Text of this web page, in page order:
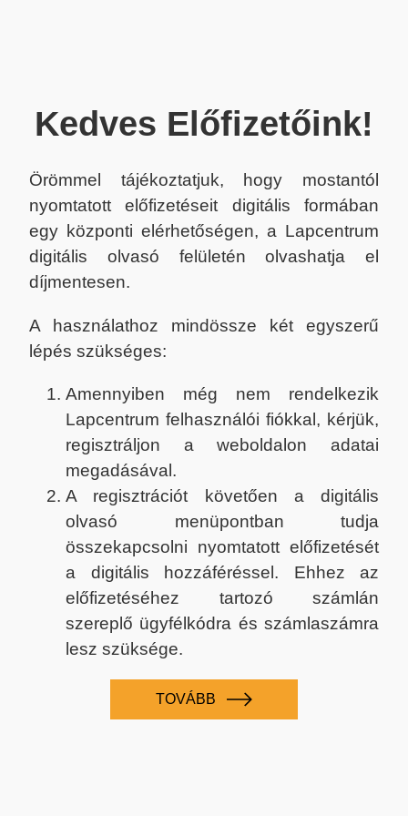
Kedves Előfizetőink!
Örömmel tájékoztatjuk, hogy mostantól
nyomtatott előfizetéseit digitális formában
egy központi elérhetőségen, a Lapcentrum
digitális olvasó felületén olvashatja el
díjmentesen.
A használathoz mindössze két egyszerű
lépés szükséges:
Amennyiben még nem rendelkezik
Lapcentrum felhasználói fiókkal, kérjük,
regisztráljon a weboldalon adatai
megadásával.
A regisztrációt követően a digitális
olvasó menüpontban tudja
összekapcsolni nyomtatott előfizetését
a digitális hozzáféréssel. Ehhez az
előfizetéséhez tartozó számlán
szereplő ügyfélkódra és számlaszámra
lesz szüksége.
TOVÁBB